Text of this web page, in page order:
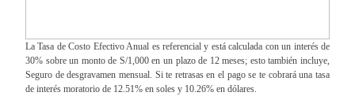
La Tasa de Costo Efectivo Anual es referencial y está calculada con un interés de
30% sobre un monto de S/1,000 en un plazo de 12 meses; esto también incluye,
Seguro de desgravamen mensual. Si te retrasas en el pago se te cobrará una tasa
de interés moratorio de 12.51% en soles y 10.26% en dólares.